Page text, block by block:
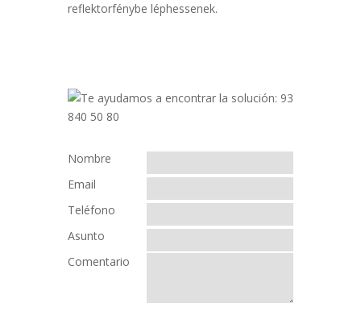
reflektorfénybe léphessenek.
Nombre
Email
Teléfono
Asunto
Comentario